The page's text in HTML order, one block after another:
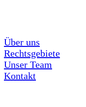
Über uns
Rechtsgebiete
Unser Team
Kontakt